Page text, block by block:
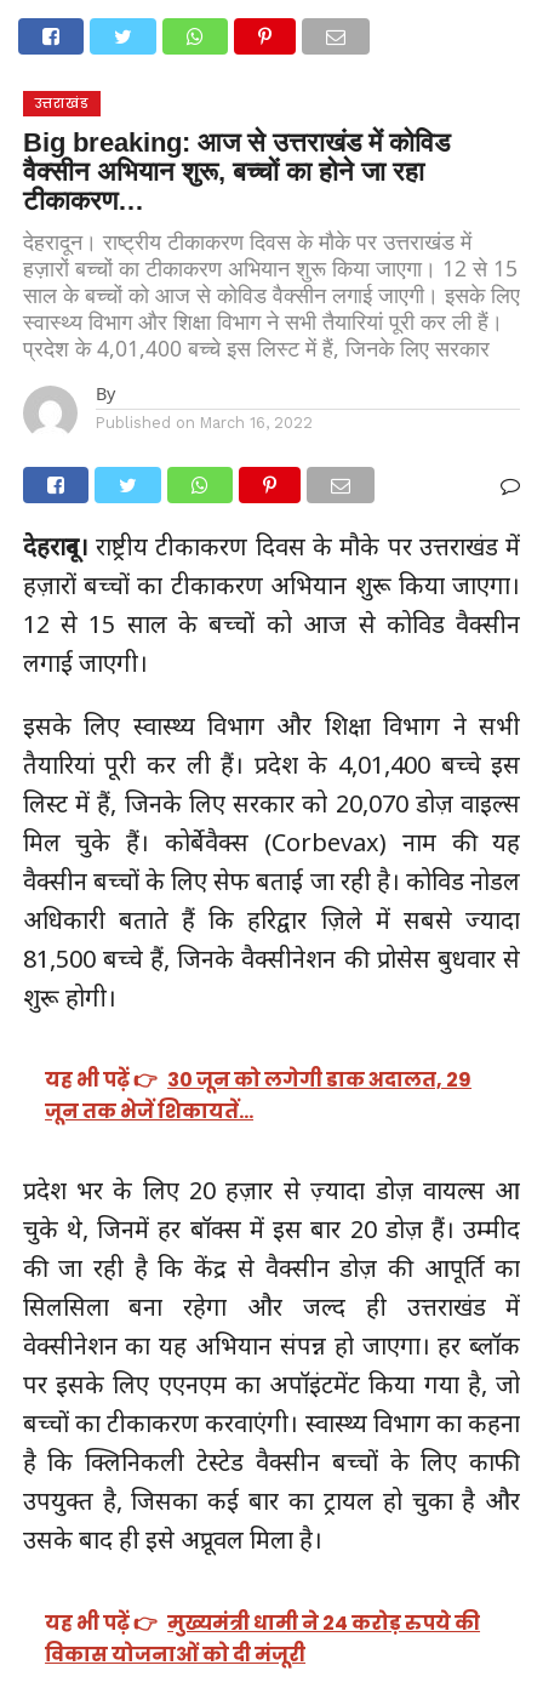
देहरादूननैनीताल
मनोरंजन
उत्तराखंड
Big breaking: आज से उत्तराखंड में कोविड
वैक्सीन अभियान शुरू, बच्चों का होने जा रहा
टीकाकरण…
देहरादून। राष्ट्रीय टीकाकरण दिवस के मौके पर उत्तराखंड में
हज़ारों बच्चों का टीकाकरण अभियान शुरू किया जाएगा। 12 से 15
साल के बच्चों को आज से कोविड वैक्सीन लगाई जाएगी। इसके लिए
स्वास्थ्य विभाग और शिक्षा विभाग ने सभी तैयारियां पूरी कर ली हैं।
प्रदेश के 4,01,400 बच्चे इस लिस्ट में हैं, जिनके लिए सरकार
By
Published on March 16, 2022
देहरादून। राष्ट्रीय टीकाकरण दिवस के मौके पर उत्तराखंड में
हज़ारों बच्चों का टीकाकरण अभियान शुरू किया जाएगा।
12 से 15 साल के बच्चों को आज से कोविड वैक्सीन
लगाई जाएगी।
इसके लिए स्वास्थ्य विभाग और शिक्षा विभाग ने सभी
तैयारियां पूरी कर ली हैं। प्रदेश के 4,01,400 बच्चे इस
लिस्ट में हैं, जिनके लिए सरकार को 20,070 डोज़ वाइल्स
मिल चुके हैं। कोर्बेवैक्स (Corbevax) नाम की यह
वैक्सीन बच्चों के लिए सेफ बताई जा रही है। कोविड नोडल
अधिकारी बताते हैं कि हरिद्वार ज़िले में सबसे ज्यादा
81,500 बच्चे हैं, जिनके वैक्सीनेशन की प्रोसेस बुधवार से
शुरू होगी।
यह भी पढ़ें 👉 30 जून को लगेगी डाक अदालत, 29
जून तक भेजें शिकायतें…
प्रदेश भर के लिए 20 हज़ार से ज़्यादा डोज़ वायल्स आ
चुके थे, जिनमें हर बॉक्स में इस बार 20 डोज़ हैं। उम्मीद
की जा रही है कि केंद्र से वैक्सीन डोज़ की आपूर्ति का
सिलसिला बना रहेगा और जल्द ही उत्तराखंड में
वेक्सीनेशन का यह अभियान संपन्न हो जाएगा। हर ब्लॉक
पर इसके लिए एएनएम का अपॉइंटमेंट किया गया है, जो
बच्चों का टीकाकरण करवाएंगी। स्वास्थ्य विभाग का कहना
है कि क्लिनिकली टेस्टेड वैक्सीन बच्चों के लिए काफी
उपयुक्त है, जिसका कई बार का ट्रायल हो चुका है और
उसके बाद ही इसे अप्रूवल मिला है।
यह भी पढ़ें 👉 मुख्यमंत्री धामी ने 24 करोड़ रुपये की
विकास योजनाओं को दी मंजूरी